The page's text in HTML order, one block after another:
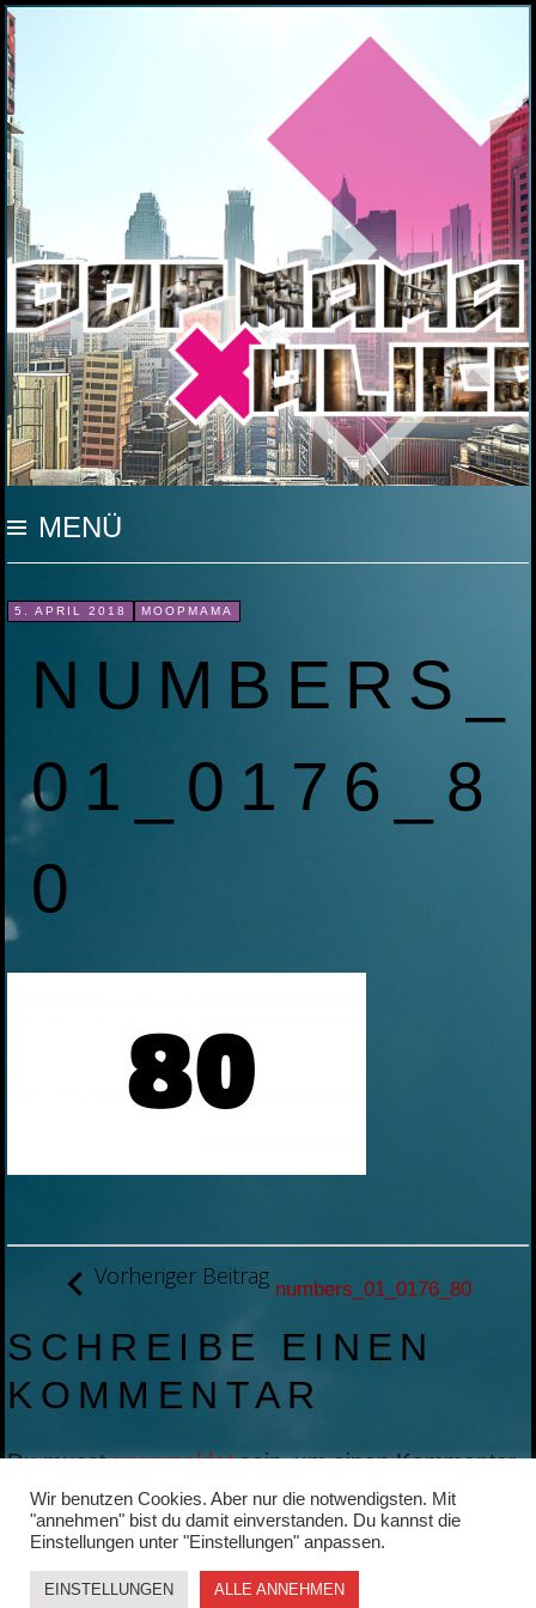
MOOP MAMA
MENÜ
INHALT
SPRINGEN
5. APRIL 2018 MOOPMAMA
NUMBERS_
01_0176_8
0
BEITRAGSNAVIGATION
Vorheriger Beitrag numbers_01_0176_80
SCHREIBE EINEN
KOMMENTAR
Du musstangemeldetsein, um einen Kommentar
abzugeben.
Wir benutzen Cookies. Aber nur die notwendigsten. Mit
"annehmen" bist du damit einverstanden. Du kannst die
Einstellungen unter "Einstellungen" anpassen.
EINSTELLUNGEN ALLE ANNEHMEN